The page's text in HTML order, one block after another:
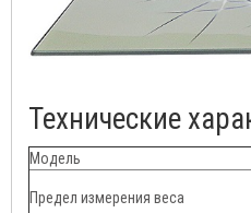
Технические
Модель
Предел измерения веса